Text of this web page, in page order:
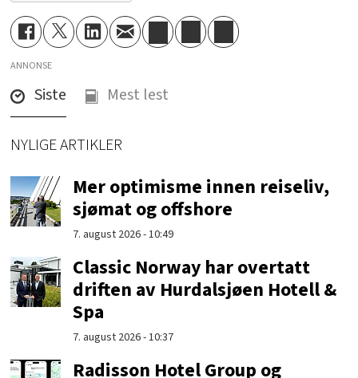
ANNONSE
Siste Mest lest
NYLIGE ARTIKLER
Mer optimisme innen reiseliv,
sjømat og offshore
7. august 2026 - 10:49
Classic Norway har overtatt
driften av Hurdalsjøen Hotell &
Spa
7. august 2026 - 10:37
Radisson Hotel Group og